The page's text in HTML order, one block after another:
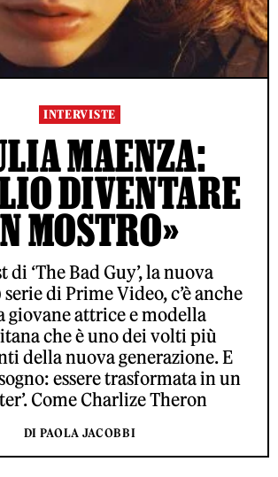
INTERVISTE
MAENZA:
DIVENTARE
MOSTRO»
di ‘The Bad Guy’, la nuova
di Prime Video, c’è anche
giovane attrice e modella
che è uno dei volti più
della nuova generazione. E
essere trasformata in un
Come Charlize Theron
DI PAOLA JACOBBI